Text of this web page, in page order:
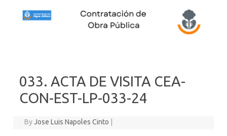
033. ACTA DE VISITA CEA-
CON-EST-LP-033-24
ByJose Luis Napoles Cinto